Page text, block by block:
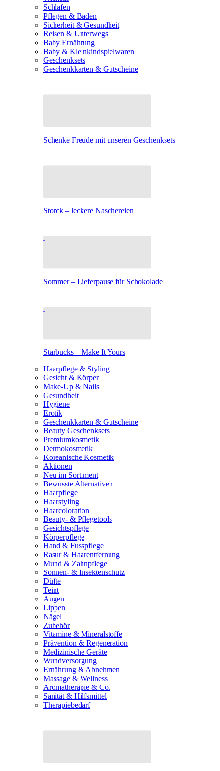
Schlafen
Pflegen & Baden
Sicherheit & Gesundheit
Reisen & Unterwegs
Baby Ernährung
Baby & Kleinkindspielwaren
Geschenksets
Geschenkkarten & Gutscheine
Schenke Freude mit unseren Geschenksets
Storck – leckere Naschereien
Sommer – Lieferpause für Schokolade
Starbucks – Make It Yours
Haarpflege & Styling
Gesicht & Körper
Make-Up & Nails
Gesundheit
Hygiene
Erotik
Geschenkkarten & Gutscheine
Beauty Geschenksets
Premiumkosmetik
Dermokosmetik
Koreanische Kosmetik
Aktionen
Neu im Sortiment
Bewusste Alternativen
Haarpflege
Haarstyling
Haarcoloration
Beauty- & Pflegetools
Gesichtspflege
Körperpflege
Hand & Fusspflege
Rasur & Haarentfernung
Mund & Zahnpflege
Sonnen- & Insektenschutz
Düfte
Teint
Augen
Lippen
Nägel
Zubehör
Vitamine & Mineralstoffe
Prävention & Regeneration
Medizinische Geräte
Wundversorgung
Ernährung & Abnehmen
Massage & Wellness
Aromatherapie & Co.
Sanität & Hilfsmittel
Therapiebedarf